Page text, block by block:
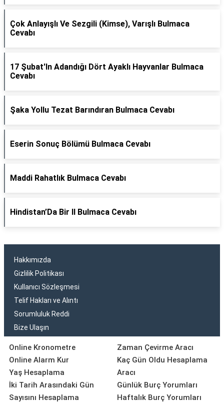
Çok Anlayışlı Ve Sezgili (Kimse), Varışlı Bulmaca
Cevabı
17 Şubat'In Adandığı Dört Ayaklı Hayvanlar Bulmaca
Cevabı
Şaka Yollu Tezat Barındıran Bulmaca Cevabı
Eserin Sonuç Bölümü Bulmaca Cevabı
Maddi Rahatlık Bulmaca Cevabı
Hindistan’Da Bir Il Bulmaca Cevabı
Hakkımızda
Gizlilik Politikası
Kullanıcı Sözleşmesi
Telif Hakları ve Alıntı
Sorumluluk Reddi
Bize Ulaşın
Online Kronometre
Online Alarm Kur
Yaş Hesaplama
İki Tarih Arasındaki Gün
Sayısını Hesaplama
Zaman Çevirme Aracı
Kaç Gün Oldu Hesaplama
Aracı
Günlük Burç Yorumları
Haftalık Burç Yorumları